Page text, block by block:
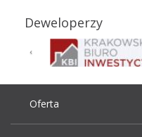
Deweloperzy
Oferta